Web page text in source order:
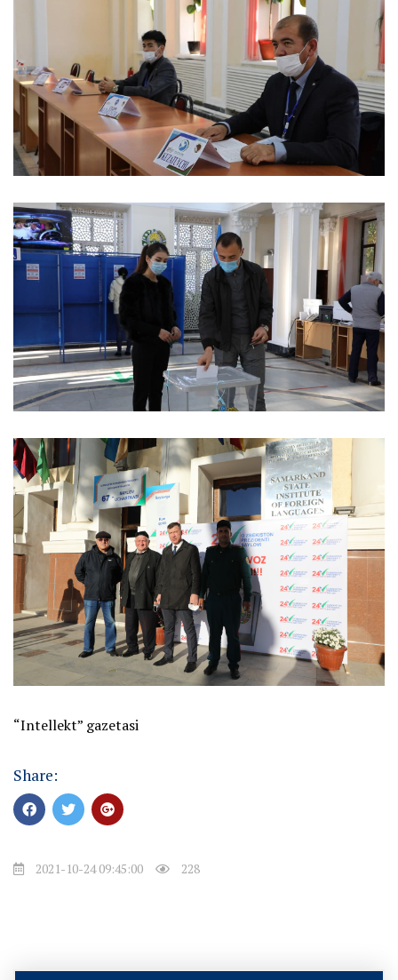
“Intellekt” gazetasi
Share:
2021-10-24 09:45:00 228